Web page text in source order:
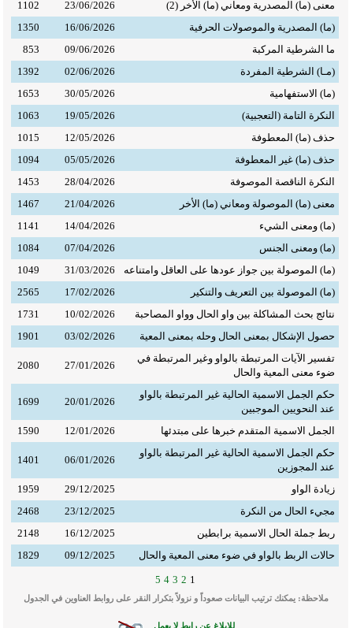
حصلت على شهادة الدكتوراه في اللغة العربية، بدرجة
امتياز، بأطروحتي الموسومة ((
ما) في القرآن الكريم -
دراسة نحوية
) في 26 - 8 - 1997م، بموجب الأمر الجامعي
العدد 3/11/2ع72 بتاريخ 16 - 9 - 1997م.
تم نقل خدماتي إلى وزارة التعليم العالي، وباشرتُ
التدريس بكلية المعلمين في 19 - 3 - 1997م، التي هي
كلية التربية الأساسية حاليًا.
كُلِّفتُ بالخطابة من لدن وزارة الأوقاف، وكان عدد
الجوامع التي صعدتُ فيها على منابرها، خمسة عشر
جامعًا، وأول خطبة خطبتها كانت في جامع الطالب - حي
الرفاعي، في الأسابيع الأولى من افتتاحه، سنة 1987م،
وأكثر خطبي كانت في جامع يونس النحوي، المعروف
بجامع شيخ الشط، وآخرها كانت في جامع العطاش -
كوكجلي، ثم تركتُ المنبر سنة 2000م.
♦
أعمل الآن تدريسيًّا بكلية التربية الأساسية، جامعة
الموصل، ومحاضرًا في الدراسات العليا، ومناقشًا ومشرفًا
لرسائل الماجستير وأطاريح الدكتوراه. في قسم اللغة
العربية في الكلية المذكورة.
معنى (ما) المصدرية ومعاني (ما) الأخر (2)
23/06/2026
1102
(ما) المصدرية والموصولات الحرفية
16/06/2026
1350
ما الشرطية المركبة
09/06/2026
853
(مـا) الشرطية المفردة
02/06/2026
1392
(ما) الاستفهامية
30/05/2026
1653
النكرة التامة (التعجبية)
19/05/2026
1063
حذف (ما) المعطوفة
12/05/2026
1015
حذف (ما) غير المعطوفة
05/05/2026
1094
النكرة الناقصة الموصوفة
28/04/2026
1453
معنى (ما) الموصولة ومعاني (ما) الأخر
21/04/2026
1467
(ما) ومعنى الشيء
14/04/2026
1141
(ما) ومعنى الجنس
07/04/2026
1084
(ما) الموصولة بين جواز عودها على العاقل وامتناعه
31/03/2026
1049
(ما) الموصولة بين التعريف والتنكير
17/02/2026
2565
نتائج بحث المشاكلة بين واو الحال وواو المصاحبة
10/02/2026
1731
حصول الإشكال بمعنى الحال وحله بمعنى المعية
03/02/2026
1901
تفسير الآيات المرتبطة بالواو وغير المرتبطة في
ضوء معنى المعية والحال
27/01/2026
2080
حكم الجمل الاسمية الحالية غير المرتبطة بالواو
عند النحويين الموجبين
20/01/2026
1699
الجمل الاسمية المتقدم خبرها على مبتدئها 12/01/2026
1590
حكم الجمل الاسمية الحالية غير المرتبطة بالواو
عند المجوزين
06/01/2026
1401
زيادة الواو 29/12/2025
1959
مجيء الحال من النكرة
23/12/2025
2468
ربط جملة الحال الاسمية برابطين
16/12/2025
2148
حالات الربط بالواو في ضوء معنى المعية والحال
09/12/2025
1829
1
2
3
4
5
ملاحظة: يمكنك ترتيب البيانات صعوداً و نزولاً بتكرار النقر على روابط العناوين في الجدول